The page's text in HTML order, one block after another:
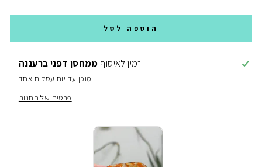
הוספה לסל
זמין לאיסוף ממחסן דפני ברעננה
מוכן עד יום עסקים אחד
פרטים של החנות